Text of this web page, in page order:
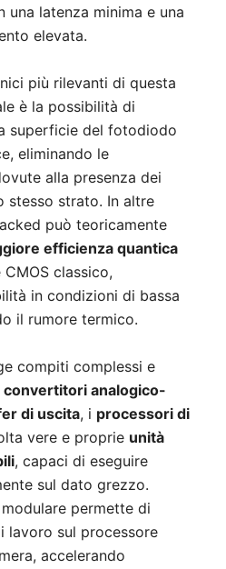
latenza minima e una
elevata.
più rilevanti di questa
è la possibilità di
superficie del fotodiodo
eliminando le
alla presenza dei
stesso strato. In altre
può teoricamente
efficienza quantica
classico,
in condizioni di bassa
il rumore termico.
compiti complessi e
convertitori analogico-
di uscita, i processori di
vere e proprie unità
, capaci di eseguire
sul dato grezzo.
permette di
lavoro sul processore
accelerando